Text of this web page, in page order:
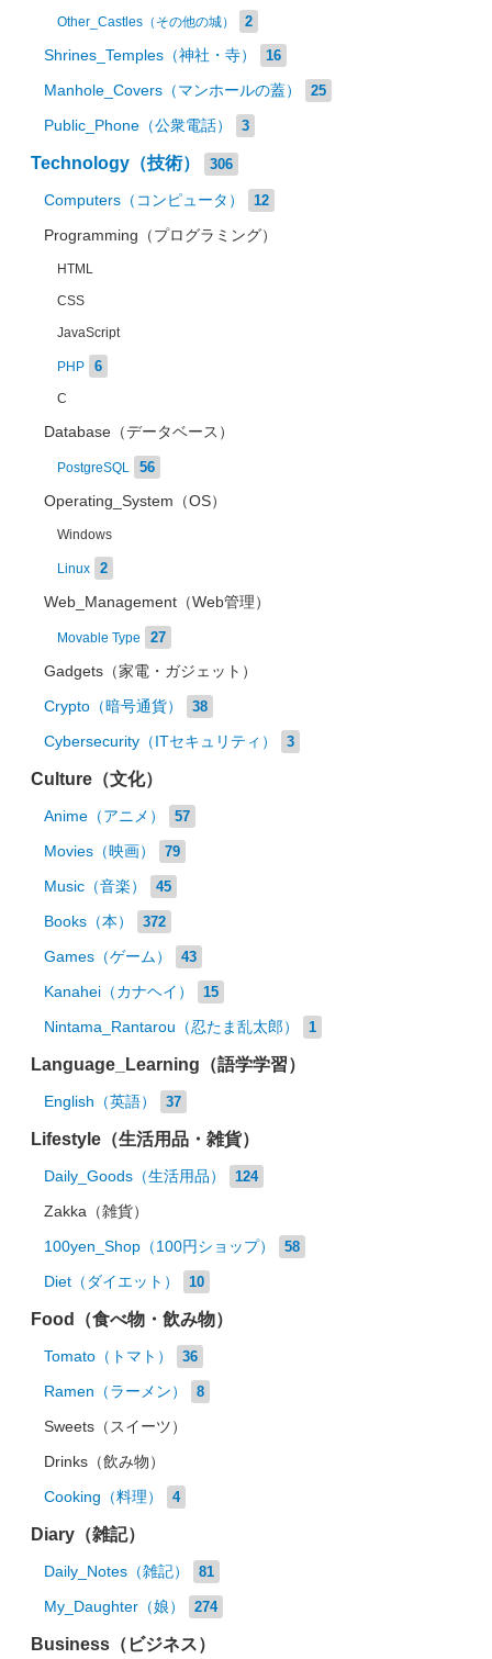
Other_Castles（その他の城） 2
Shrines_Temples（神社・寺） 16
Manhole_Covers（マンホールの蓋） 25
Public_Phone（公衆電話） 3
Technology（技術） 306
Computers（コンピュータ） 12
Programming（プログラミング）
HTML
CSS
JavaScript
PHP 6
C
Database（データベース）
PostgreSQL 56
Operating_System（OS）
Windows
Linux 2
Web_Management（Web管理）
Movable Type 27
Gadgets（家電・ガジェット）
Crypto（暗号通貨） 38
Cybersecurity（ITセキュリティ） 3
Culture（文化）
Anime（アニメ） 57
Movies（映画） 79
Music（音楽） 45
Books（本） 372
Games（ゲーム） 43
Kanahei（カナヘイ） 15
Nintama_Rantarou（忍たま乱太郎） 1
Language_Learning（語学学習）
English（英語） 37
Lifestyle（生活用品・雑貨）
Daily_Goods（生活用品） 124
Zakka（雑貨）
100yen_Shop（100円ショップ） 58
Diet（ダイエット） 10
Food（食べ物・飲み物）
Tomato（トマト） 36
Ramen（ラーメン） 8
Sweets（スイーツ）
Drinks（飲み物）
Cooking（料理） 4
Diary（雑記）
Daily_Notes（雑記） 81
My_Daughter（娘） 274
Business（ビジネス）